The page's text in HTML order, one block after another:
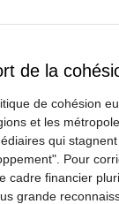
de la
de cohésion
et les
qui
Pour
cadre financier
grande